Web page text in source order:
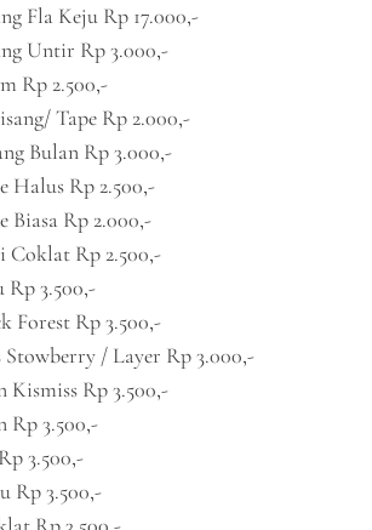
Fla Keju Rp 17.000,-
Untir Rp 3.000,-
Rp 2.500,-
Tape Rp 2.000,-
Bulan Rp 3.000,-
Halus Rp 2.500,-
Biasa Rp 2.000,-
Rp 2.500,-
3.500,-
Forest Rp 3.500,-
Stowberry / Layer Rp 3.000,-
Kismiss Rp 3.500,-
Rp 3.500,-
3.500,-
Rp 3.500,-